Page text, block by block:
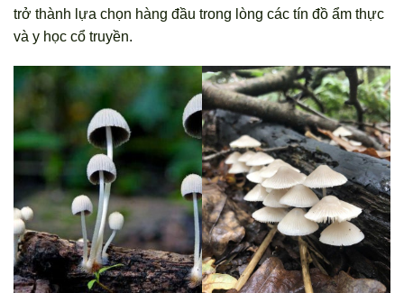
trở thành lựa chọn hàng đầu trong lòng các tín đồ ẩm thực
và y học cổ truyền.